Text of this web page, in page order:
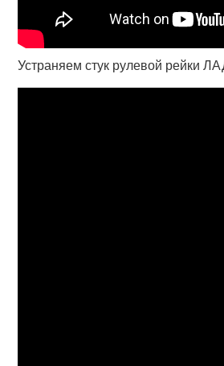
Устраняем стук рулевой рейки